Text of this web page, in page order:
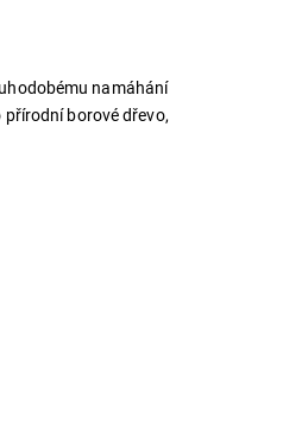
namáhání
borové dřevo,